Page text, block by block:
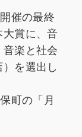
催の最終
賞に、音
楽と社会
を選出し
町の「月